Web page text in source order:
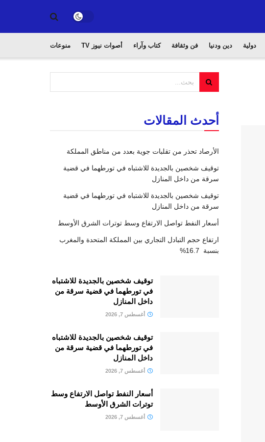
دولية دين ودنيا فن وثقافة كتاب وآراء أصوات نيوز TV منوعات
أحدث المقالات
الأرصاد تحذر من تقلبات جوية بعدد من مناطق المملكة
توقيف شخصين بالجديدة للاشتباه في تورطهما في قضية
سرقة من داخل المنازل
توقيف شخصين بالجديدة للاشتباه في تورطهما في قضية
سرقة من داخل المنازل
أسعار النفط تواصل الارتفاع وسط توترات الشرق الأوسط
ارتفاع حجم التبادل التجاري بين المملكة المتحدة والمغرب
بنسبة 16.7%
توقيف شخصين بالجديدة للاشتباه
في تورطهما في قضية سرقة من
داخل المنازل
أغسطس 7, 2026
توقيف شخصين بالجديدة للاشتباه
في تورطهما في قضية سرقة من
داخل المنازل
أغسطس 7, 2026
أسعار النفط تواصل الارتفاع وسط
توترات الشرق الأوسط
أغسطس 7, 2026